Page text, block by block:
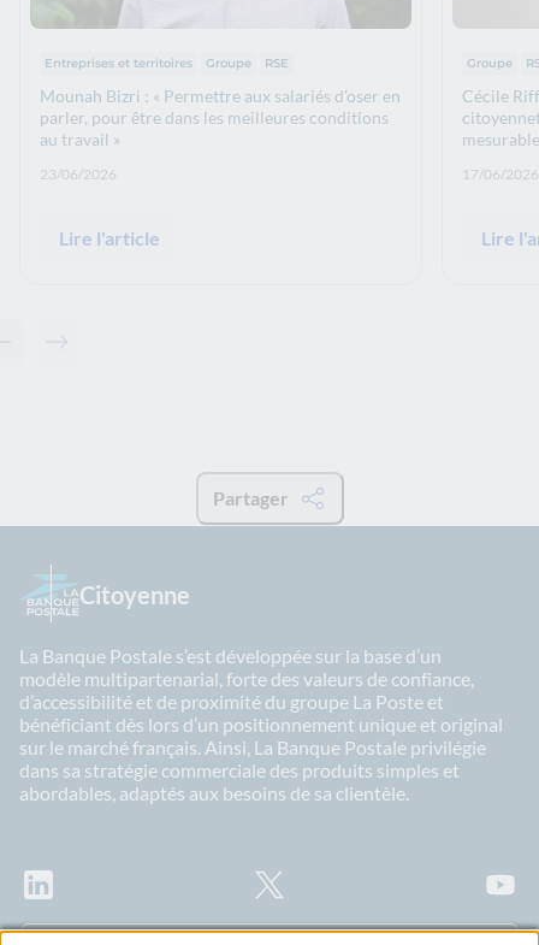
Thématiques :
Entreprises et territoires Groupe RSE
Mounah Bizri : « Permettre aux salariés d'oser en
parler, pour être dans les meilleures conditions
au travail »
Date de publication: :
23/06/2026
Lire l'article
Groupe
Cécile
Date de
17/06/2026
Lire
Contenu précédent - Actualités associées
Contenu suivant - Actualités associées
Partager
Citoyenne
La Banque Postale s’est développée sur la base d’un
modèle multipartenarial, forte des valeurs de confiance,
d’accessibilité et de proximité du groupe La Poste et
bénéficiant dès lors d’un positionnement unique et original
sur le marché français. Ainsi, La Banque Postale privilégie
dans sa stratégie commerciale des produits simples et
abordables, adaptés aux besoins de sa clientèle.